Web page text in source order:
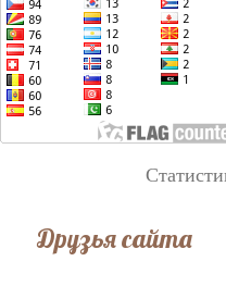
Друзья сайта